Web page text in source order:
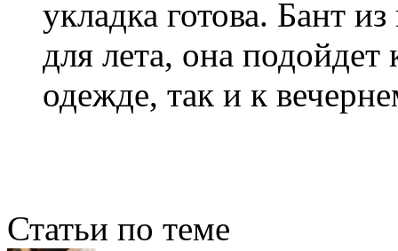
укладка готова. Бант
для лета, она подойдет
одежде, так и к
Статьи по теме